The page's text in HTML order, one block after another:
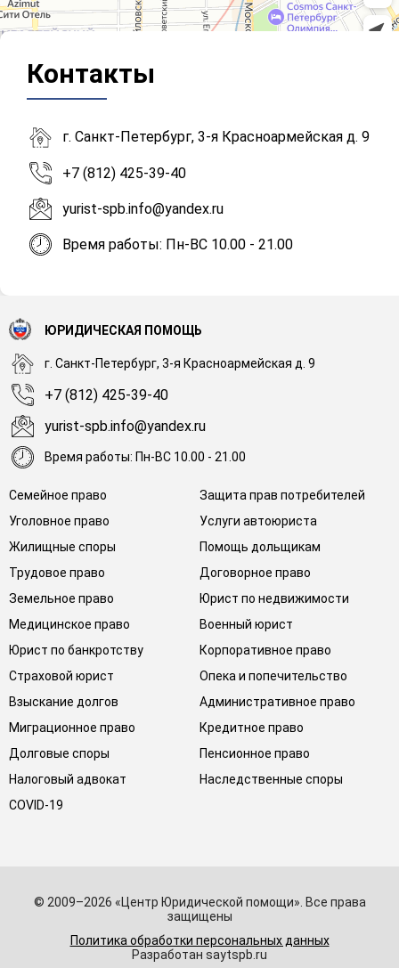
Контакты
г. Санкт-Петербург, 3-я Красноармейская д. 9
+7 (812) 425-39-40
yurist-spb.info@yandex.ru
Время работы: Пн-ВС 10.00 - 21.00
Семейное право
Защита прав потребителей
Уголовное право
Услуги автоюриста
Жилищные споры
Помощь дольщикам
Трудовое право
Договорное право
Земельное право
Юрист по недвижимости
Медицинское право
Военный юрист
Юрист по банкротству
Корпоративное право
Страховой юрист
Опека и попечительство
Взыскание долгов
Административное право
Миграционное право
Кредитное право
Долговые споры
Пенсионное право
Налоговый адвокат
Наследственные споры
COVID-19
ЮРИДИЧЕСКАЯ ПОМОЩЬ
г. Санкт-Петербург, 3-я Красноармейская д. 9
+7 (812) 425-39-40
yurist-spb.info@yandex.ru
Время работы: Пн-ВС 10.00 - 21.00
© 2009–2026 «Центр Юридической помощи». Все права
защищены
Политика обработки персональных данных
Разработан saytspb.ru